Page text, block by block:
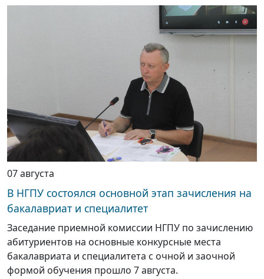
07 августа
В НГПУ состоялся основной этап зачисления на
бакалавриат и специалитет
Заседание приемной комиссии НГПУ по зачислению
абитуриентов на основные конкурсные места
бакалавриата и специалитета с очной и заочной
формой обучения прошло 7 августа.